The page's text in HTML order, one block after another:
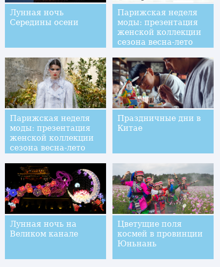
Лунная ночь
Середины осени
Парижская неделя
моды: презентация
женской коллекции
сезона весна-лето
Vuitton
Парижская неделя
моды: презентация
женской коллекции
сезона весна-лето
Праздничные дни в
Китае
Лунная ночь на
Великом канале
Цветущие поля
космей в провинции
Юньнань